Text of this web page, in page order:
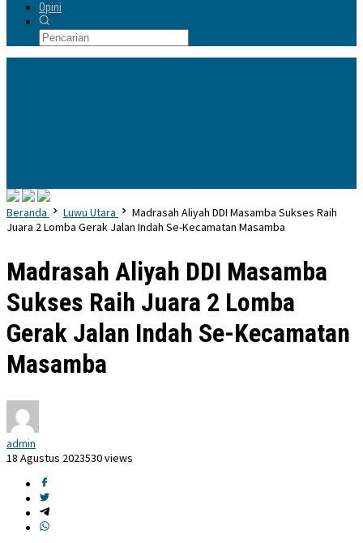
Opini
Beranda Luwu Utara
Madrasah Aliyah DDI Masamba Sukses Raih
Juara 2 Lomba Gerak Jalan Indah Se-Kecamatan Masamba
Madrasah Aliyah DDI Masamba
Sukses Raih Juara 2 Lomba
Gerak Jalan Indah Se-Kecamatan
Masamba
admin
18 Agustus 2023530 views